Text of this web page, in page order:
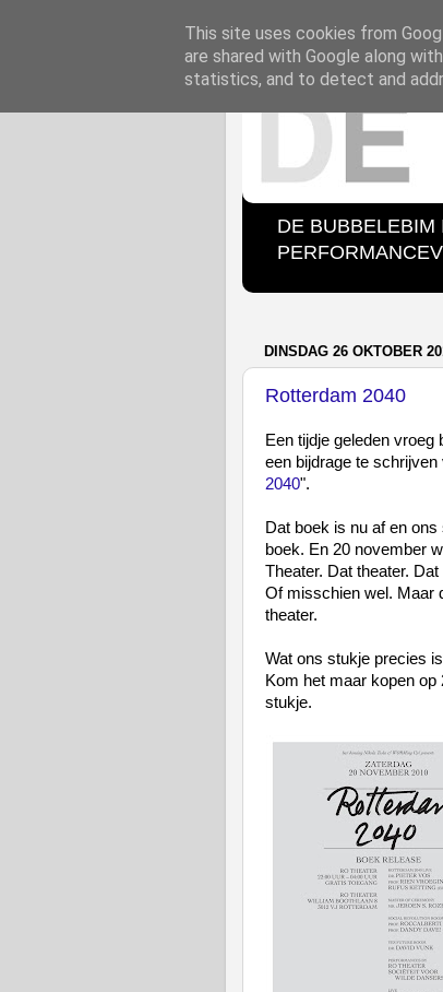
DE
DINSDAG 26 OKTOBER
Rotterdam 2040
Een tijdje geleden vroeg
een bijdrage te
2040".
Dat boek is nu af en
boek. En 20 november
Theater. Dat theater.
Of misschien wel. Maar
theater.
Wat ons stukje precies
Kom het maar kopen
stukje.
This site uses cookies from
are shared with Google along
statistics, and to detect and